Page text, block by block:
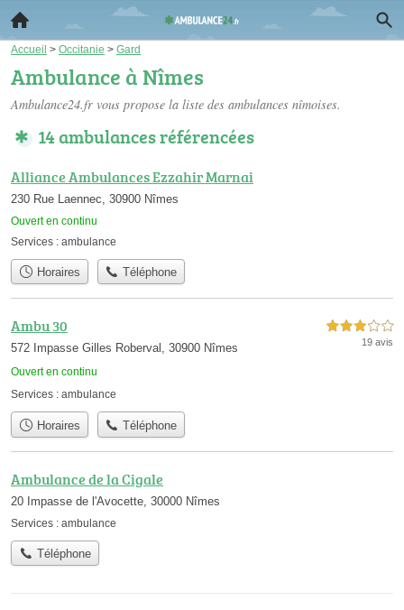
Accueil > Occitanie > Gard
Ambulance à Nîmes
Ambulance24.fr vous propose la liste des ambulances nîmoises.
14 ambulances référencées
Alliance Ambulances Ezzahir Marnai
230 Rue Laennec, 30900 Nîmes
Ouvert en continu
Services : ambulance
Horaires Téléphone
Ambu 30
572 Impasse Gilles Roberval, 30900 Nîmes
Ouvert en continu
3,0 étoiles sur 5
19 avis
Services : ambulance
Horaires Téléphone
Ambulance de la Cigale
20 Impasse de l'Avocette, 30000 Nîmes
Services : ambulance
Téléphone